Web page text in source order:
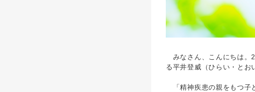
みなさん、こんにちは。
る平井登威（ひらい・とお
「精神疾患の親をもつ子